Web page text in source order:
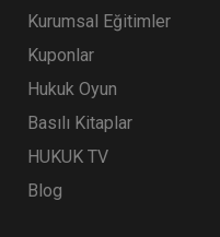
Kurumsal Eğitimler
Kuponlar
Hukuk Oyun
Basılı Kitaplar
HUKUK TV
Blog